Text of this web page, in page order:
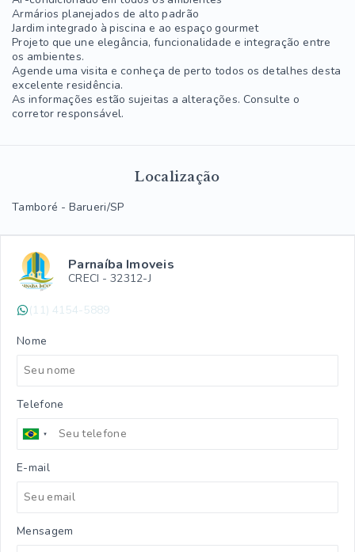
Armários planejados de alto padrão
Jardim integrado à piscina e ao espaço gourmet
Projeto que une elegância, funcionalidade e integração entre
os ambientes.
Agende uma visita e conheça de perto todos os detalhes desta
excelente residência.
As informações estão sujeitas a alterações. Consulte o
corretor responsável.
Localização
Tamboré - Barueri/SP
Parnaíba Imoveis
CRECI - 32312-J
(11) 4154-5889
Nome
Telefone
E-mail
Mensagem